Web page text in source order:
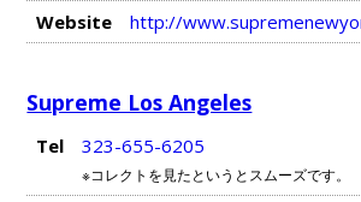
Website
http://
Supreme Los Angeles
Tel 323-655-6205
※コレクトを見たというとスムーズです。